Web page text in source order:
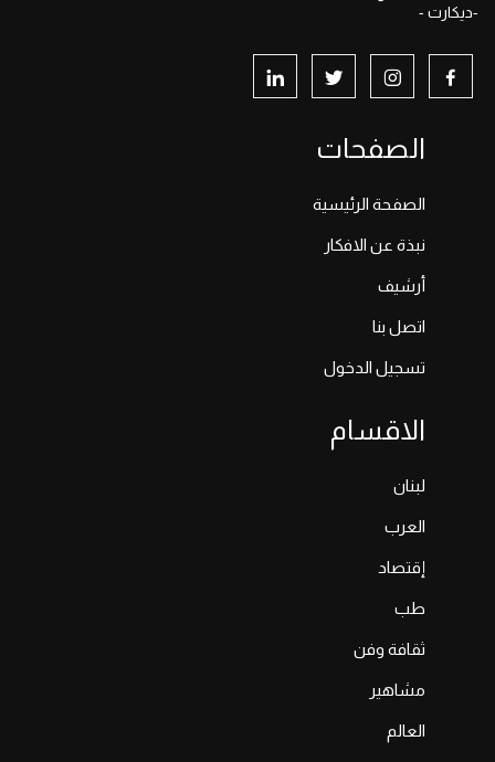
-ديكارت -
الصفحات
الصفحة الرئيسية
نبذة عن الافكار
أرشيف
اتصل بنا
تسجيل الدخول
الاقسام
لبنان
العرب
إقتصاد
طب
ثقافة وفن
مشاهير
العالم